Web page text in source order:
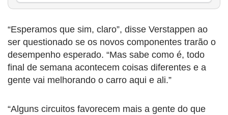
“Esperamos que sim, claro”, disse Verstappen ao
ser questionado se os novos componentes trarão o
desempenho esperado. “Mas sabe como é, todo
final de semana acontecem coisas diferentes e a
gente vai melhorando o carro aqui e ali.”
“Alguns circuitos favorecem mais a gente do que